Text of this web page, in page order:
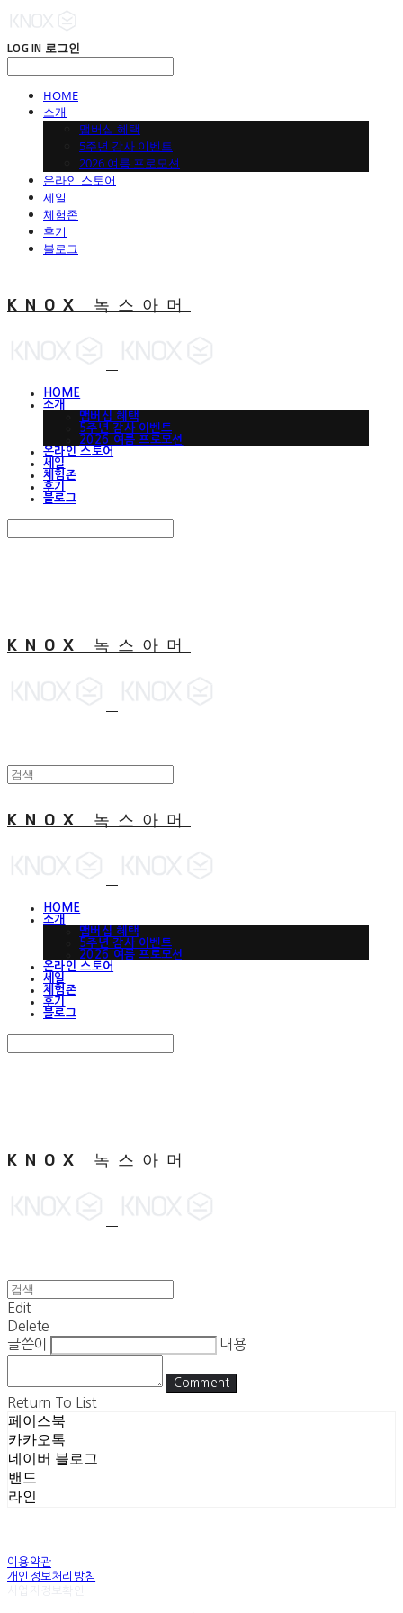
LOG IN 로그인
HOME
소개
맵버십 혜택
5주년 감사 이벤트
2026 여름 프로모션
온라인 스토어
세일
체험존
후기
블로그
KNOX 녹스아머
HOME
소개
맵버십 혜택
5주년 감사 이벤트
2026 여름 프로모션
온라인 스토어
세일
체험존
후기
블로그
KNOX 녹스아머
KNOX 녹스아머
HOME
소개
맵버십 혜택
5주년 감사 이벤트
2026 여름 프로모션
온라인 스토어
세일
체험존
후기
블로그
KNOX 녹스아머
Edit
Delete
글쓴이
내용
Comment
Return To List
페이스북
카카오톡
네이버 블로그
밴드
라인
이용약관
개인정보처리방침